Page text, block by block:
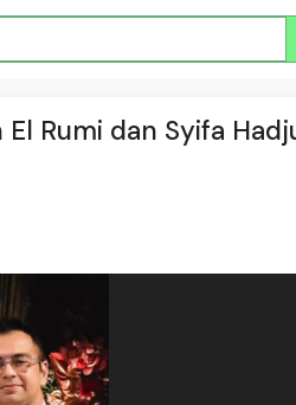
Rumi dan Syifa